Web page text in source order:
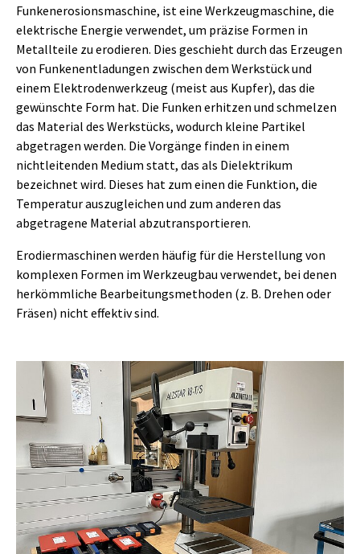
Funkenerosionsmaschine, ist eine Werkzeugmaschine, die
elektrische Energie verwendet, um präzise Formen in
Metallteile zu erodieren. Dies geschieht durch das Erzeugen
von Funkenentladungen zwischen dem Werkstück und
einem Elektrodenwerkzeug (meist aus Kupfer), das die
gewünschte Form hat. Die Funken erhitzen und schmelzen
das Material des Werkstücks, wodurch kleine Partikel
abgetragen werden. Die Vorgänge finden in einem
nichtleitenden Medium statt, das als Dielektrikum
bezeichnet wird. Dieses hat zum einen die Funktion, die
Temperatur auszugleichen und zum anderen das
abgetragene Material abzutransportieren.
Erodiermaschinen werden häufig für die Herstellung von
komplexen Formen im Werkzeugbau verwendet, bei denen
herkömmliche Bearbeitungsmethoden (z. B. Drehen oder
Fräsen) nicht effektiv sind.